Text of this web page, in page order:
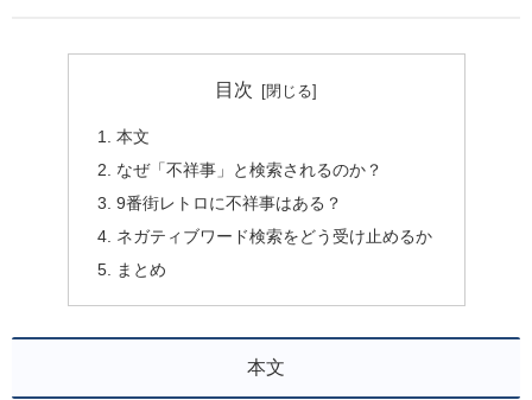
目次
本文
なぜ「不祥事」と検索されるのか？
9番街レトロに不祥事はある？
ネガティブワード検索をどう受け止めるか
まとめ
本文